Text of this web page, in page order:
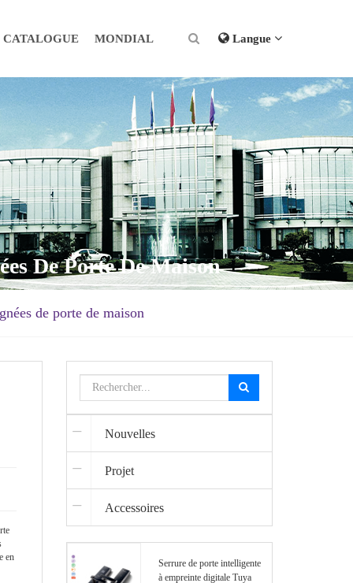
CATALOGUE MONDIAL Langue
De Porte De Maison
de porte de maison
en
Nouvelles
Projet
Accessoires
Serrure de porte intelligente
à empreinte digitale Tuya